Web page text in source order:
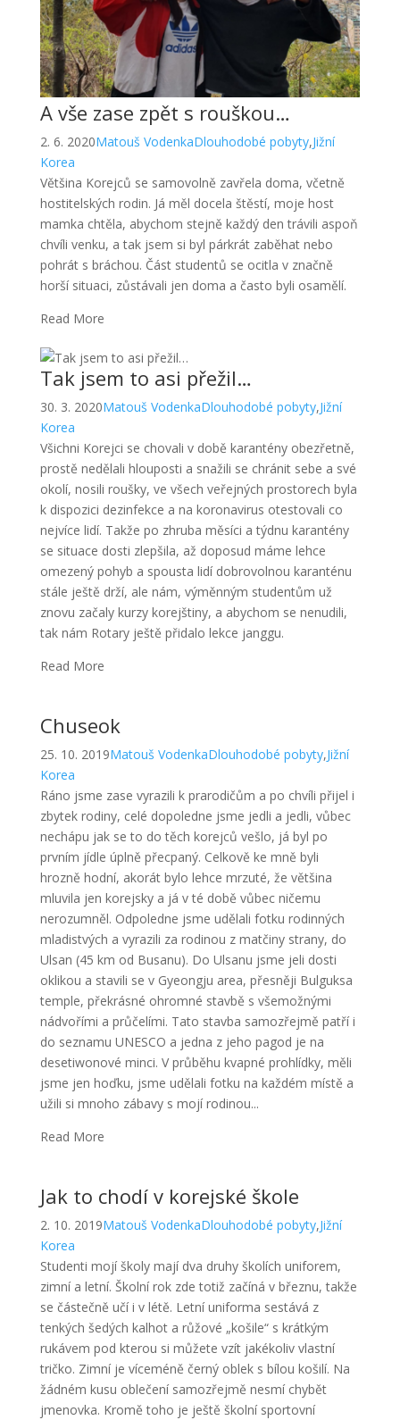
A vše zase zpět s rouškou…
2. 6. 2020Matouš VodenkaDlouhodobé pobyty,Jižní
Korea
Většina Korejců se samovolně zavřela doma, včetně
hostitelských rodin. Já měl docela štěstí, moje host
mamka chtěla, abychom stejně každý den trávili aspoň
chvíli venku, a tak jsem si byl párkrát zaběhat nebo
pohrát s bráchou. Část studentů se ocitla v značně
horší situaci, zůstávali jen doma a často byli osamělí.
Read More
Tak jsem to asi přežil…
30. 3. 2020Matouš VodenkaDlouhodobé pobyty,Jižní
Korea
Všichni Korejci se chovali v době karantény obezřetně,
prostě nedělali hlouposti a snažili se chránit sebe a své
okolí, nosili roušky, ve všech veřejných prostorech byla
k dispozici dezinfekce a na koronavirus otestovali co
nejvíce lidí. Takže po zhruba měsíci a týdnu karantény
se situace dosti zlepšila, až doposud máme lehce
omezený pohyb a spousta lidí dobrovolnou karanténu
stále ještě drží, ale nám, výměnným studentům už
znovu začaly kurzy korejštiny, a abychom se nenudili,
tak nám Rotary ještě přidalo lekce janggu.
Read More
Chuseok
25. 10. 2019Matouš VodenkaDlouhodobé pobyty,Jižní
Korea
Ráno jsme zase vyrazili k prarodičům a po chvíli přijel i
zbytek rodiny, celé dopoledne jsme jedli a jedli, vůbec
nechápu jak se to do těch korejců vešlo, já byl po
prvním jídle úplně přecpaný. Celkově ke mně byli
hrozně hodní, akorát bylo lehce mrzuté, že většina
mluvila jen korejsky a já v té době vůbec ničemu
nerozumněl. Odpoledne jsme udělali fotku rodinných
mladistvých a vyrazili za rodinou z matčiny strany, do
Ulsan (45 km od Busanu). Do Ulsanu jsme jeli dosti
oklikou a stavili se v Gyeongju area, přesněji Bulguksa
temple, překrásné ohromné stavbě s všemožnými
nádvořími a průčelími. Tato stavba samozřejmě patří i
do seznamu UNESCO a jedna z jeho pagod je na
desetiwonové minci. V průběhu kvapné prohlídky, měli
jsme jen hoďku, jsme udělali fotku na každém místě a
užili si mnoho zábavy s mojí rodinou...
Read More
Jak to chodí v korejské škole
2. 10. 2019Matouš VodenkaDlouhodobé pobyty,Jižní
Korea
Studenti mojí školy mají dva druhy školích uniforem,
zimní a letní. Školní rok zde totiž začíná v březnu, takže
se částečně učí i v létě. Letní uniforma sestává z
tenkých šedých kalhot a růžové „košile“ s krátkým
rukávem pod kterou si můžete vzít jakékoliv vlastní
tričko. Zimní je víceméně černý oblek s bílou košilí. Na
žádném kusu oblečení samozřejmě nesmí chybět
jmenovka. Kromě toho je ještě školní sportovní